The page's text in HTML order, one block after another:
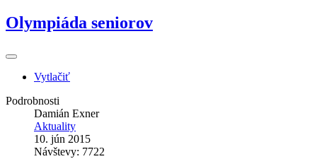
Olympiáda seniorov
Vytlačiť
Podrobnosti
Damián Exner
Aktuality
10. jún 2015
Návštevy: 7722